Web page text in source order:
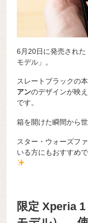
6月20日に発売され
モデル」。
スレートブラックの本
アンのデザインが映
です。
箱を開けた瞬間から
スター・ウォーズフ
いる方にもおすすめ
限定 Xperia